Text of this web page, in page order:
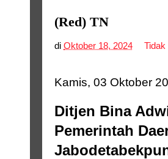
(Red) TN
di Oktober 18, 2024 Tidak
Kamis, 03 Oktober
Ditjen Bina
Pemerintah